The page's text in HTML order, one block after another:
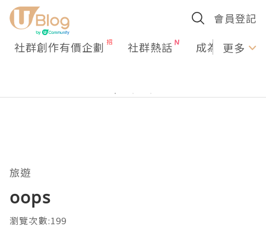
會員登記
社群創作有價企劃 社群熱話 成為U更多
旅遊
oops
瀏覽次數:199